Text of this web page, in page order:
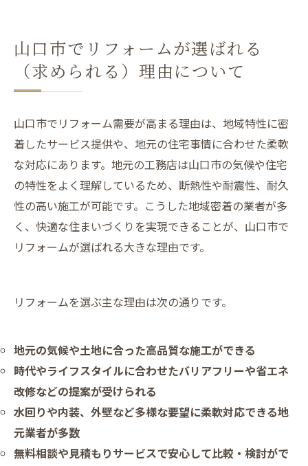
山口市でリフォームが選ばれる
（求められる）理由について
山口市でリフォーム需要が高まる理由は、地域特性に密
着したサービス提供や、地元の住宅事情に合わせた柔軟
な対応にあります。地元の工務店は山口市の気候や住宅
の特性をよく理解しているため、断熱性や耐震性、耐久
性の高い施工が可能です。こうした地域密着の業者が多
く、快適な住まいづくりを実現できることが、山口市で
リフォームが選ばれる大きな理由です。
リフォームを選ぶ主な理由は次の通りです。
地元の気候や土地に合った高品質な施工ができる
時代やライフスタイルに合わせたバリアフリーや省エネ
改修などの提案が受けられる
水回りや内装、外壁など多様な要望に柔軟対応できる地
元業者が多数
無料相談や見積もりサービスで安心して比較・検討がで